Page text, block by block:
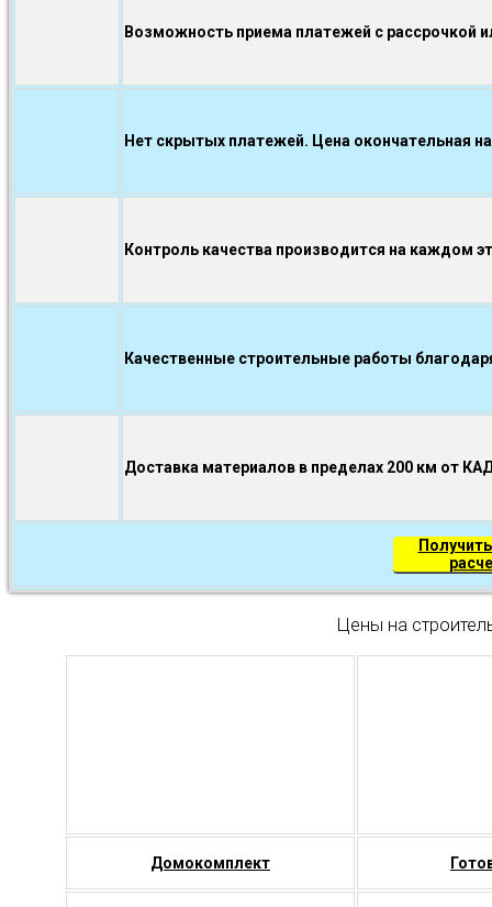
Возможность приема платежей с рассрочкой
Нет скрытых платежей. Цена окончательная
Контроль качества производится на каждом
Качественные строительные работы
Доставка материалов в пределах 200 км от
Цены на
Домокомплект